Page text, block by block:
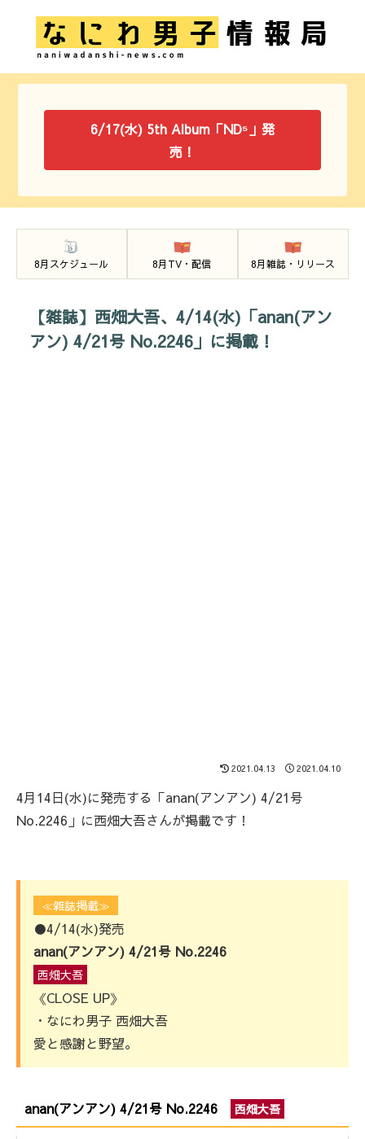
6/17(水) 5th Album「ND⁵」発
売！
8月スケジュール 8月TV・配信 8月雑誌・リリース
【雑誌】西畑大吾、4/14(水)「anan(アン
アン) 4/21号 No.2246」に掲載！
2021.04.13 2021.04.10
4月14日(水)に発売する「anan(アンアン) 4/21号
No.2246」に西畑大吾さんが掲載です！
≪雑誌掲載≫
●4/14(水)発売
anan(アンアン) 4/21号 No.2246
西畑大吾
《CLOSE UP》
・なにわ男子 西畑大吾
愛と感謝と野望。
anan(アンアン) 4/21号 No.2246 西畑大吾